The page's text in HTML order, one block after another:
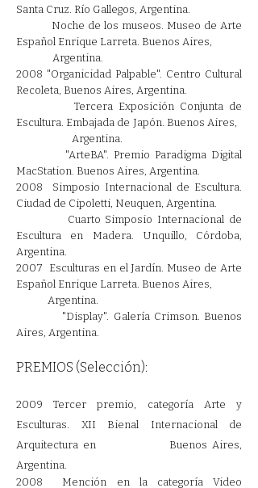
Santa Cruz. Río Gallegos, Argentina.
Noche de los museos. Museo de Arte
Español Enrique Larreta. Buenos Aires,
Argentina.
2008 "Organicidad Palpable". Centro Cultural
Recoleta, Buenos Aires, Argentina.
Tercera Exposición Conjunta de
Escultura. Embajada de Japón. Buenos Aires,
Argentina.
"ArteBA". Premio Paradigma Digital
MacStation. Buenos Aires, Argentina.
2008 Simposio Internacional de Escultura.
Ciudad de Cipoletti, Neuquen, Argentina.
Cuarto Simposio Internacional de
Escultura en Madera. Unquillo, Córdoba,
Argentina.
2007 Esculturas en el Jardín. Museo de Arte
Español Enrique Larreta. Buenos Aires,
Argentina.
"Display". Galería Crimson. Buenos
Aires, Argentina.
PREMIOS (Selección):
2009 Tercer premio, categoría Arte y
Esculturas. XII Bienal Internacional de
Arquitectura en Buenos Aires,
Argentina.
2008 Mención en la categoría Video